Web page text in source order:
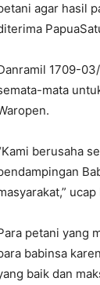
agar hasil
1709-
mata
berusaha
petani yang
babinsa
baik dan